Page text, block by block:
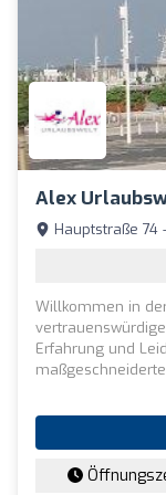
Alex
Hauptstraße 74
Willkommen in
Erfahrung und